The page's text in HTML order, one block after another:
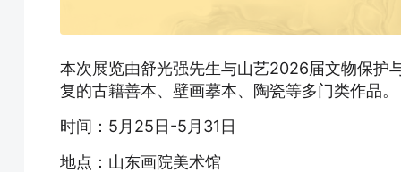
本次展览由舒光强先生与山艺2026届文物保护
复的古籍善本、壁画摹本、陶瓷等多门类作品。
时间：5月25日-5月31日
地点：山东画院美术馆